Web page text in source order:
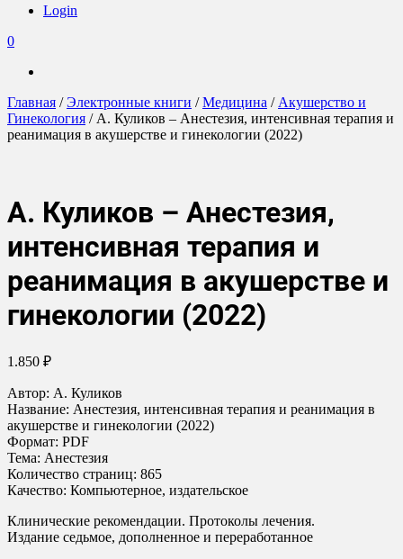
Login
0
Главная / Электронные книги /Медицина /Акушерство и
Гинекология / А. Куликов – Анестезия, интенсивная терапия и
реанимация в акушерстве и гинекологии (2022)
А. Куликов – Анестезия,
интенсивная терапия и
реанимация в акушерстве и
гинекологии (2022)
1.850 ₽
Автор: А. Куликов
Название: Анестезия, интенсивная терапия и реанимация в
акушерстве и гинекологии (2022)
Формат: PDF
Тема: Анестезия
Количество страниц: 865
Качество: Компьютерное, издательское
Клинические рекомендации. Протоколы лечения.
Издание седьмое, дополненное и переработанное